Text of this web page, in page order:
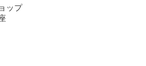
ップ